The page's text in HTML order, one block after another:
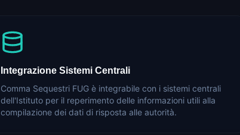
Integrazione Sistemi Centrali
Comma Sequestri FUG è integrabile con i sistemi centrali
dell'Istituto per il reperimento delle informazioni utili alla
compilazione dei dati di risposta alle autorità.